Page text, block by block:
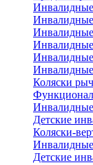
Инвалидные
Инвалидные
Коляски
Инвалидные
Детские
Коляски-
Инвалидные
Детские